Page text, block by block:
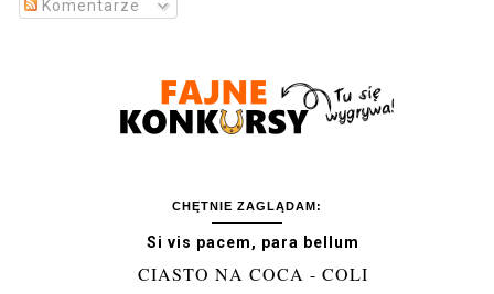
Komentarze
CHĘTNIE ZAGLĄDAM:
Si vis pacem, para bellum
CIASTO NA COCA - COLI